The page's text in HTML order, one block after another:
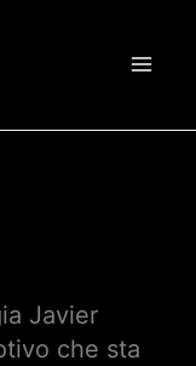
Javier
che sta